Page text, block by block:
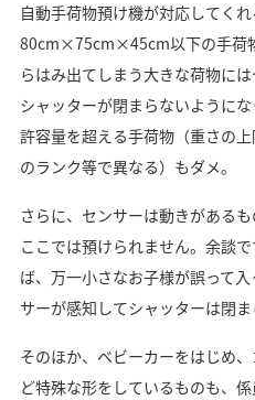
自動手荷物預け機が対応してく
80cm×75cm×45cm以下の手荷
らはみ出てしまう大きな荷物に
シャッターが閉まらないように
許容量を超える手荷物（重さの
のランク等で異なる）もダメ。
さらに、センサーは動きがある
ここでは預けられません。余談
ば、万一小さなお子様が誤って
サーが感知してシャッターは閉
そのほか、ベビーカーをはじめ
ど特殊な形をしているものも、